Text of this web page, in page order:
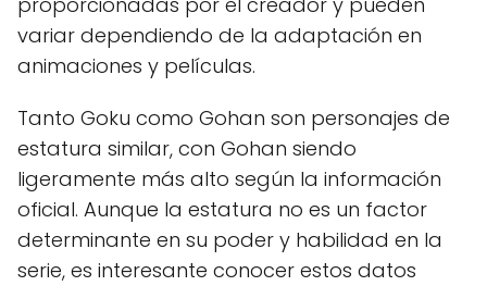
variar dependiendo de la adaptación en
animaciones y películas.
Tanto Goku como Gohan son personajes de
estatura similar, con Gohan siendo
ligeramente más alto según la información
oficial. Aunque la estatura no es un factor
determinante en su poder y habilidad en la
serie, es interesante conocer estos datos